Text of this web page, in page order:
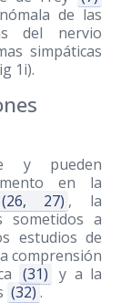
de las
del nervio
simpáticas
1i).
y pueden
en la
(26, 27) , la
sometidos a
estudios de
comprensión
(31) y a la
(32).